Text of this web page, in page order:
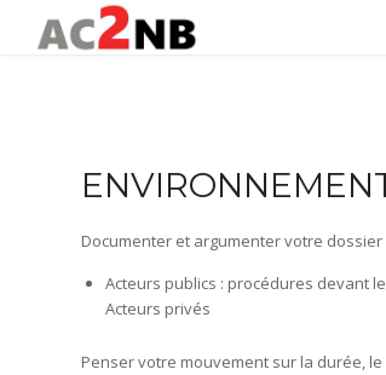
Documenter et argumenter votre
Acteurs publics : procédures devant
Acteurs privés
Penser votre mouvement sur la durée,